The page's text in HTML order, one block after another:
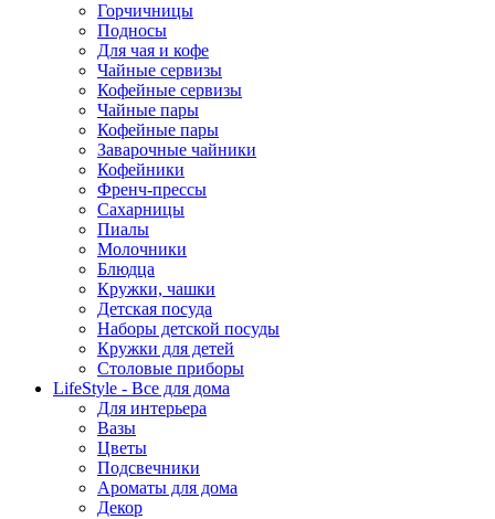
Горчичницы
Подносы
Для чая и кофе
Чайные сервизы
Кофейные сервизы
Чайные пары
Кофейные пары
Заварочные чайники
Кофейники
Френч-прессы
Сахарницы
Пиалы
Молочники
Блюдца
Кружки, чашки
Детская посуда
Наборы детской посуды
Кружки для детей
Столовые приборы
LifeStyle - Все для дома
Для интерьера
Вазы
Цветы
Подсвечники
Ароматы для дома
Декор